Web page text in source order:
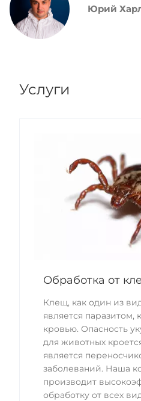
Юрий
Услуги
Обработка от
Клещ, как один из
является паразитом,
кровью. Опасность
для животных
является
заболеваний. Наша
производит
обработку от всех